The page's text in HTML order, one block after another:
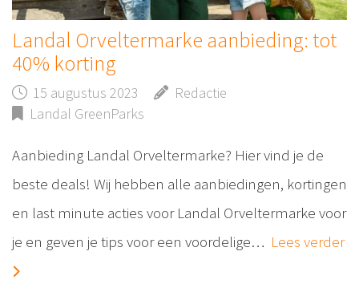
Landal Orveltermarke aanbieding: tot
40% korting
15 augustus 2023
Redactie
Landal GreenParks
Aanbieding Landal Orveltermarke? Hier vind je de
beste deals! Wij hebben alle aanbiedingen, kortingen
en last minute acties voor Landal Orveltermarke voor
je en geven je tips voor een voordelige… Lees verder